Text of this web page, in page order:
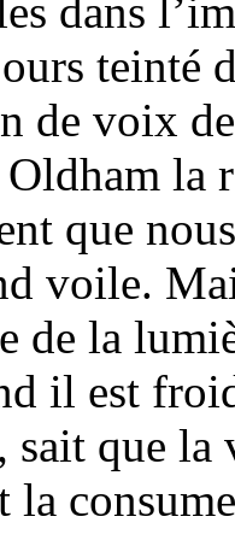
dans
teinté
de voix
la
que
voile.
de la
il est
sait que la
la